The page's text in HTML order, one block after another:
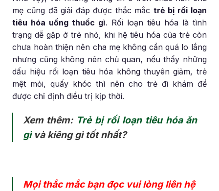
mẹ cũng đã giải đáp được thắc mắc trẻ bị rối loạn
tiêu hóa uống thuốc gì. Rối loạn tiêu hóa là tình
trạng dễ gặp ở trẻ nhỏ, khi hệ tiêu hóa của trẻ còn
chưa hoàn thiện nên cha mẹ không cần quá lo lắng
nhưng cũng không nên chủ quan, nếu thấy những
dấu hiệu rối loạn tiêu hóa không thuyên giảm, trẻ
mệt mỏi, quấy khóc thì nên cho trẻ đi khám để
được chỉ định điều trị kịp thời.
Xem thêm: Trẻ bị rối loạn tiêu hóa ăn
gìvà kiêng gì tốt nhất?
Mọi thắc mắc bạn đọc vui lòng liên hệ